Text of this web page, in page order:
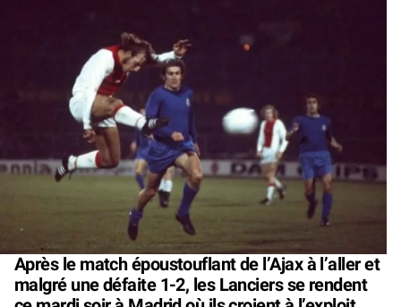
Après le match époustouflant de l’Ajax à l’aller et
malgré une défaite 1-2, les Lanciers se rendent